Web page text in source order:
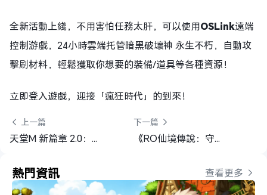
全新活動上綫，不用害怕任務太肝，可以使用OSLink遠端
控制游戲，24小時雲端托管暗黑破壞神 永生不朽，自動攻
擊刷材料，輕鬆獲取你想要的裝備/道具等各種資源！
立即登入遊戲，迎接「瘋狂時代」的到來！
上一篇
天堂M 新篇章 2.0：全新玩法與福利盛宴
下一篇
《RO仙境傳說：守護永恆的愛 Classic》刪測開跑！免費時裝萌寵達標送！
熱門資訊 查看更多